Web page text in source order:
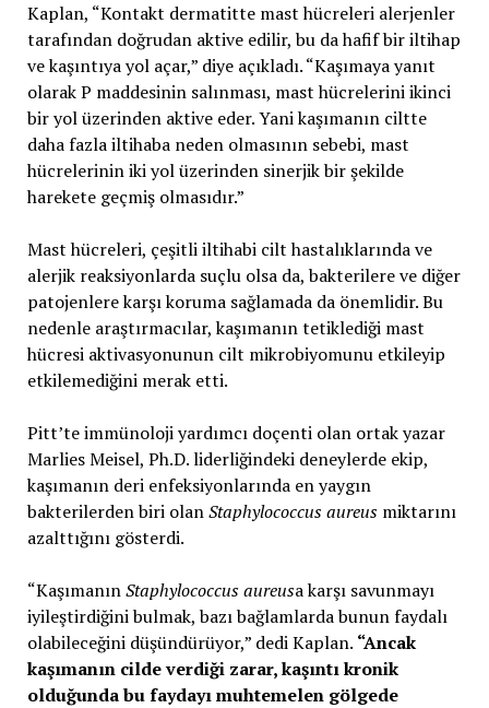
Kaplan, “Kontakt dermatitte mast hücreleri alerjenler
tarafından doğrudan aktive edilir, bu da hafif bir iltihap
ve kaşıntıya yol açar,” diye açıkladı. “Kaşımaya yanıt
olarak P maddesinin salınması, mast hücrelerini ikinci
bir yol üzerinden aktive eder. Yani kaşımanın ciltte
daha fazla iltihaba neden olmasının sebebi, mast
hücrelerinin iki yol üzerinden sinerjik bir şekilde
harekete geçmiş olmasıdır.”
Mast hücreleri, çeşitli iltihabi cilt hastalıklarında ve
alerjik reaksiyonlarda suçlu olsa da, bakterilere ve diğer
patojenlere karşı koruma sağlamada da önemlidir. Bu
nedenle araştırmacılar, kaşımanın tetiklediği mast
hücresi aktivasyonunun cilt mikrobiyomunu etkileyip
etkilemediğini merak etti.
Pitt’te immünoloji yardımcı doçenti olan ortak yazar
Marlies Meisel, Ph.D. liderliğindeki deneylerde ekip,
kaşımanın deri enfeksiyonlarında en yaygın
bakterilerden biri olanStaphylococcus aureusmiktarını
azalttığını gösterdi.
“KaşımanınStaphylococcus aureusa karşı savunmayı
iyileştirdiğini bulmak, bazı bağlamlarda bunun faydalı
olabileceğini düşündürüyor,” dedi Kaplan. “Ancak
kaşımanın cilde verdiği zarar, kaşıntı kronik
olduğunda bu faydayı muhtemelen gölgede